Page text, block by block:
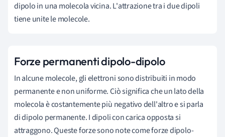
dipolo in una molecola vicina. L'attrazione tra i due dipoli
tiene unite le molecole.
Forze permanenti dipolo-dipolo
In alcune molecole, gli elettroni sono distribuiti in modo
permanente e non uniforme. Ciò significa che un lato della
molecola è costantemente più negativo dell'altro e si parla
di dipolo permanente. I dipoli con carica opposta si
attraggono. Queste forze sono note come forze dipolo-